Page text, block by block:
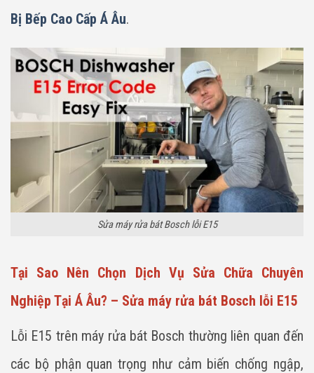
Bị Bếp Cao Cấp Á Âu.
Sửa máy rửa bát Bosch lỗi E15
Tại Sao Nên Chọn Dịch Vụ Sửa Chữa Chuyên
Nghiệp Tại Á Âu? – Sửa máy rửa bát Bosch lỗi E15
Lỗi E15 trên máy rửa bát Bosch thường liên quan đến
các bộ phận quan trọng như cảm biến chống ngập,